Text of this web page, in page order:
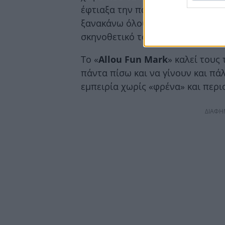
έφτιαξα την παράσταση,
ξανακάνω όλους μας να νιώσουμε
σκηνοθετικό του σημείωμα ο
Το «Allou Fun Mark» καλεί
πάντα πίσω και να γίνουν και
εμπειρία χωρίς «φρένα» και